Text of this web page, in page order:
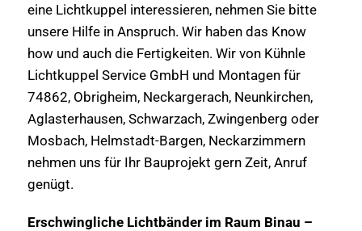
eine Lichtkuppel interessieren, nehmen Sie bitte
unsere Hilfe in Anspruch. Wir haben das Know
how und auch die Fertigkeiten. Wir von Kühnle
Lichtkuppel Service GmbH und Montagen für
74862, Obrigheim, Neckargerach, Neunkirchen,
Aglasterhausen, Schwarzach, Zwingenberg oder
Mosbach, Helmstadt-Bargen, Neckarzimmern
nehmen uns für Ihr Bauprojekt gern Zeit, Anruf
genügt.
Erschwingliche Lichtbänder im Raum Binau –